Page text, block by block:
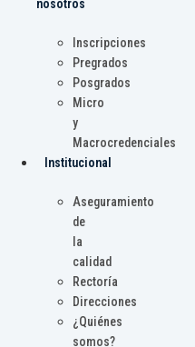
nosotros
Inscripciones
Pregrados
Posgrados
Micro
y
Macrocredenciales
Institucional
Aseguramiento
de
la
calidad
Rectoría
Direcciones
¿Quiénes
somos?